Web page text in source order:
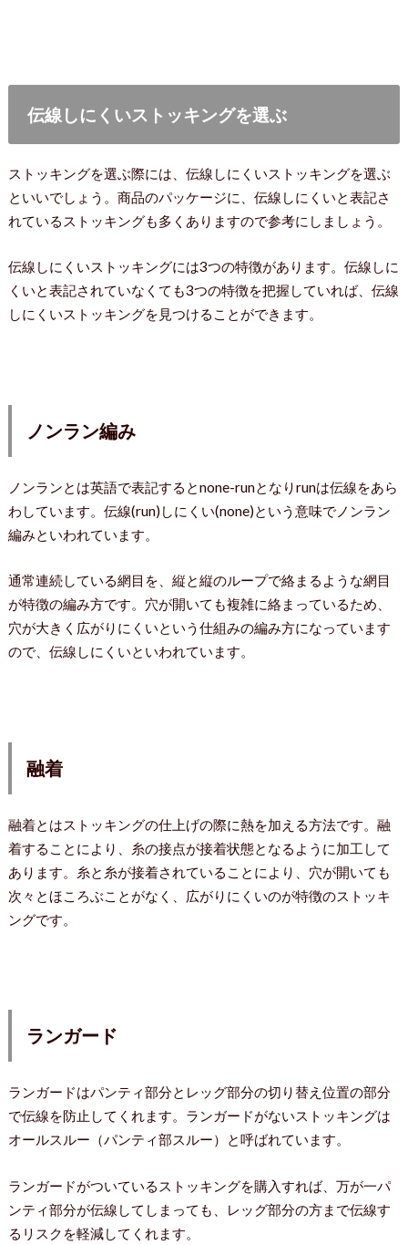
伝線しにくいストッキングを選ぶ
ストッキングを選ぶ際には、伝線しにくいストッキングを選ぶ
といいでしょう。商品のパッケージに、伝線しにくいと表記さ
れているストッキングも多くありますので参考にしましょう。
伝線しにくいストッキングには3つの特徴があります。伝線しに
くいと表記されていなくても3つの特徴を把握していれば、伝線
しにくいストッキングを見つけることができます。
ノンラン編み
ノンランとは英語で表記するとnone-runとなりrunは伝線をあら
わしています。伝線(run)しにくい(none)という意味でノンラン
編みといわれています。
通常連続している網目を、縦と縦のループで絡まるような網目
が特徴の編み方です。穴が開いても複雑に絡まっているため、
穴が大きく広がりにくいという仕組みの編み方になっています
ので、伝線しにくいといわれています。
融着
融着とはストッキングの仕上げの際に熱を加える方法です。融
着することにより、糸の接点が接着状態となるように加工して
あります。糸と糸が接着されていることにより、穴が開いても
次々とほころぶことがなく、広がりにくいのが特徴のストッキ
ングです。
ランガード
ランガードはパンティ部分とレッグ部分の切り替え位置の部分
で伝線を防止してくれます。ランガードがないストッキングは
オールスルー（パンティ部スルー）と呼ばれています。
ランガードがついているストッキングを購入すれば、万が一パ
ンティ部分が伝線してしまっても、レッグ部分の方まで伝線す
るリスクを軽減してくれます。